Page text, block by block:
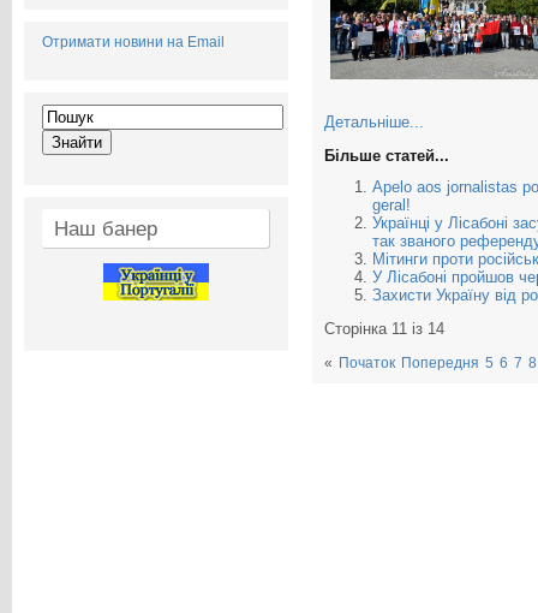
Отримати новини на Email
Наш банер
Детальніше...
Більше статей...
Apelo aos jornalistas
geral!
Українці у Лісабоні
так званого
Мітинги проти
У Лісабоні пройшов
Захисти Україну від
Сторінка 11 із 14
« Початок Попередня 5 6 7 8